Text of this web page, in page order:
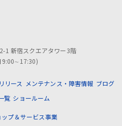
1 新宿スクエアタワー3階
9:00∼17:30)
リース メンテナンス・障害情報 ブログ
覧 ショールーム
ップ＆サービス事業